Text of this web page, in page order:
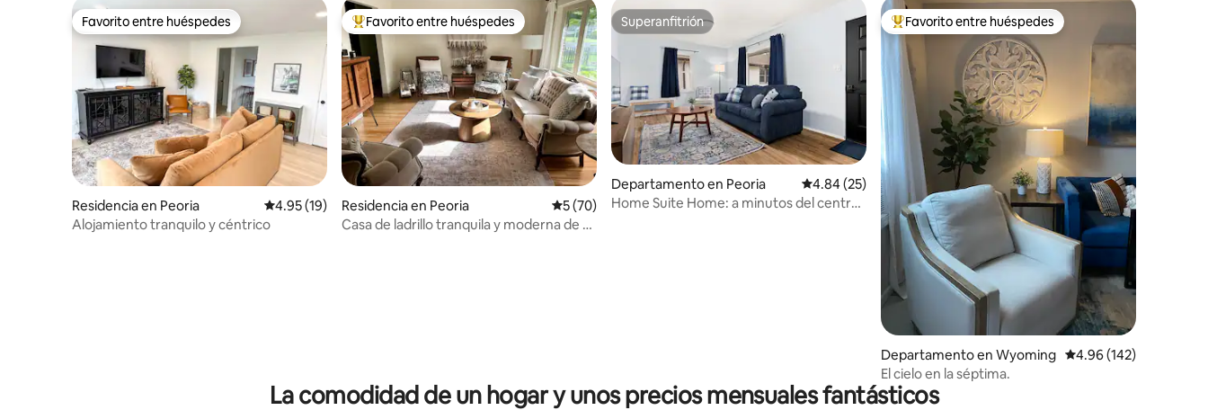
Favorito entre huéspedes
Favorito entre huéspedes
Residencia en Peoria Calificación promedio: 4.95 de 5; 19 evaluaciones
4.95 (19)
Alojamiento tranquilo y céntrico
De los mejores en Favorito entre huéspedes
Favorito entre huéspedes
Residencia en Peoria Calificación promedio: 5 de 5; 70 evaluaciones
5 (70)
Casa de ladrillo tranquila y moderna de 3
Superanfitrión
Superanfitrión
Departamento en Peoria Calificación promedio: 4.84 de 5; 25 evaluaciones
4.84 (25)
Home Suite Home: a minutos del centro
De los mejores en Favorito entre huéspedes
Favorito entre huéspedes
Departamento en Wyoming Calificación promedio:
4.96 (142)
El cielo en la séptima.
La comodidad de un hogar y unos precios mensuales fantásticos